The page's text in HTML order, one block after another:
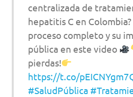
centralizada de
hepatitis C en Colombia?
proceso completo y su
pública en este video
pierdas!
https://t.co/
#SaludPública